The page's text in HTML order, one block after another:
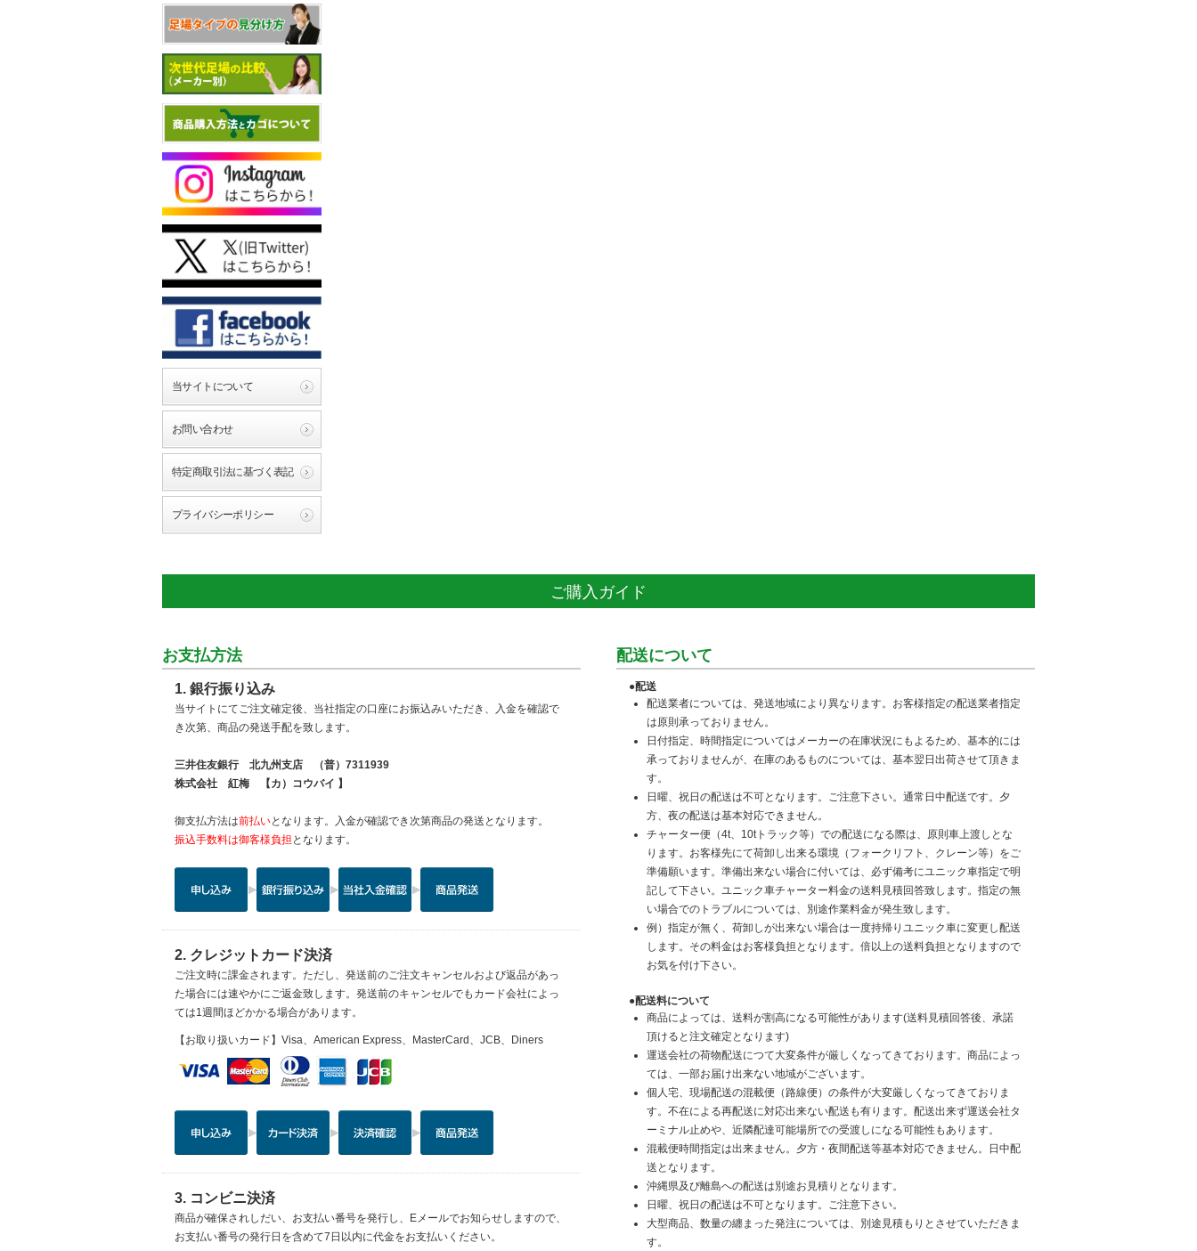
当サイトについて
お問い合わせ
特定商取引法に基づく表記
プライバシーポリシー
ご購入ガイド
お支払方法
1. 銀行振り込み
当サイトにてご注文確定後、当社指定の口座にお振込みいただき、入金を確認で
き次第、商品の発送手配を致します。
三井住友銀行 北九州支店 （普）7311939
株式会社 紅梅 【カ）コウバイ 】
御支払方法は前払いとなります。入金が確認でき次第商品の発送となります。
振込手数料は御客様負担 となります。
2. クレジットカード決済
ご注文時に課金されます。ただし、発送前のご注文キャンセルおよび返品があっ
た場合には速やかにご返金致します。発送前のキャンセルでもカード会社によっ
ては1週間ほどかかる場合があります。
【お取り扱いカード】 Visa、American Express、MasterCard、JCB、Diners
3. コンビニ決済
商品が確保されしだい、お支払い番号を発行し、Eメールでお知らせしますので、
お支払い番号の発行日を含めて7日以内に代金をお支払いください。
配送について
●配送
配送業者については、発送地域により異なります。お客様指定の配送業者指定
は原則承っておりません。
日付指定、時間指定についてはメーカーの在庫状況にもよるため、基本的には
承っておりませんが、在庫のあるものについては、基本翌日出荷させて頂きま
す。
日曜、祝日の配送は不可となります。ご注意下さい。通常日中配送です。夕
方、夜の配送は基本対応できません。
チャーター便（4t、10tトラック等）での配送になる際は、原則車上渡しとな
ります。お客様先にて荷卸し出来る環境（フォークリフト、クレーン等）をご
準備願います。準備出来ない場合に付いては、必ず備考にユニック車指定で明
記して下さい。ユニック車チャーター料金の送料見積回答致します。指定の無
い場合でのトラブルについては、別途作業料金が発生致します。
例）指定が無く、荷卸しが出来ない場合は一度持帰りユニック車に変更し配送
します。その料金はお客様負担となります。倍以上の送料負担となりますので
お気を付け下さい。
●配送料について
商品によっては、送料が割高になる可能性があります(送料見積回答後、承諾
頂けると注文確定となります)
運送会社の荷物配送につて大変条件が厳しくなってきております。商品によっ
ては、一部お届け出来ない地域がございます。
個人宅、現場配送の混載便（路線便）の条件が大変厳しくなってきておりま
す。不在による再配送に対応出来ない配送も有ります。配送出来ず運送会社タ
ーミナル止めや、近隣配達可能場所での受渡しになる可能性もあります。
混載便時間指定は出来ません。夕方・夜間配送等基本対応できません。日中配
送となります。
沖縄県及び離島への配送は別途お見積りとなります。
日曜、祝日の配送は不可となります。ご注意下さい。
大型商品、数量の纏まった発注については、別途見積もりとさせていただきま
す。